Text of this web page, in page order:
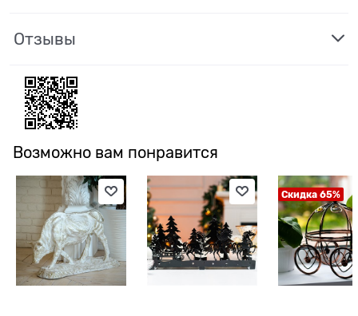
Отзывы
Возможно вам понравится
Скидка 65%